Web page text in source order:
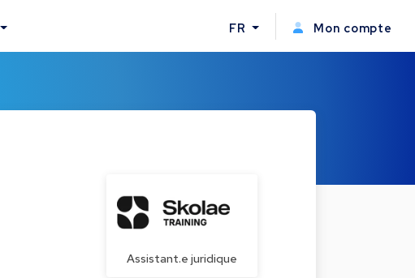
FR Mon compte
Assistant.e juridique